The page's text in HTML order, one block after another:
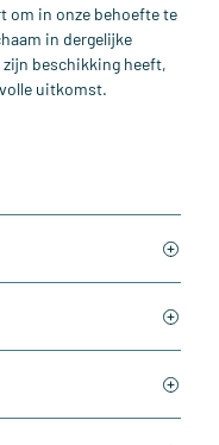
om in onze behoefte te
in dergelijke
beschikking heeft,
uitkomst.